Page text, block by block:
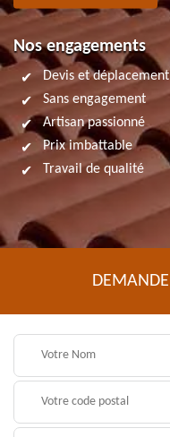
Nos engagements
Devis et
Sans engagement
Artisan passionné
Prix imbattable
Travail de qualité